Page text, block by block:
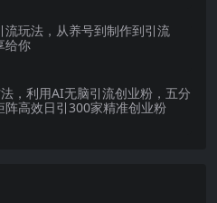
流玩法，从养号到制作到引流
给你
，利用AI无脑引流创业粉，五分
阵高效日引300家精准创业粉